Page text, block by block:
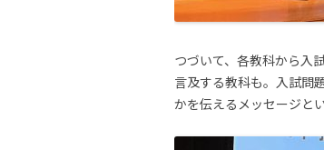
つづいて、各教科から入
言及する教科も。入試問
かを伝えるメッセージと